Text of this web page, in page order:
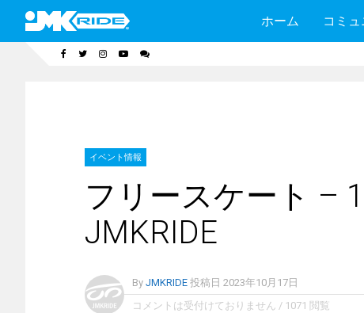
ホーム コミュ
イベント情報
フリースケート –
JMKRIDE
By JMKRIDE 投稿日 2023年10月17日
コメントは受付けておりません / 1071 閲覧